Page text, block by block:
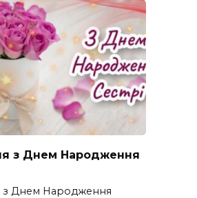
з Днем Народження
з Днем Народження